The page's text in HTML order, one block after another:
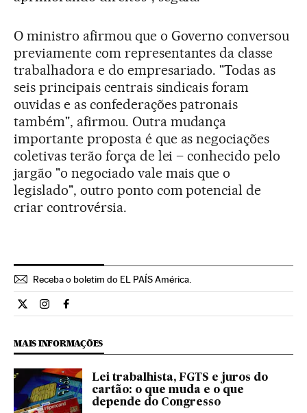
O ministro afirmou que o Governo conversou
previamente com representantes da classe
trabalhadora e do empresariado. "Todas as
seis principais centrais sindicais foram
ouvidas e as confederações patronais
também", afirmou. Outra mudança
importante proposta é que as negociações
coletivas terão força de lei – conhecido pelo
jargão "o negociado vale mais que o
legislado", outro ponto com potencial de
criar controvérsia.
Receba o boletim do EL PAÍS América.
Economia El País Brasil en Twitter
Economia El País Brasil en Instagram
Economia El País Brasil en Facebook
MAIS INFORMAÇÕES
Lei trabalhista, FGTS e juros do
cartão: o que muda e o que
depende do Congresso